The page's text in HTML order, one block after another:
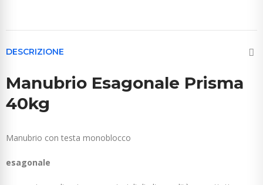
DESCRIZIONE
Manubrio Esagonale Prisma
40kg
Manubrio con testa monoblocco
esagonale